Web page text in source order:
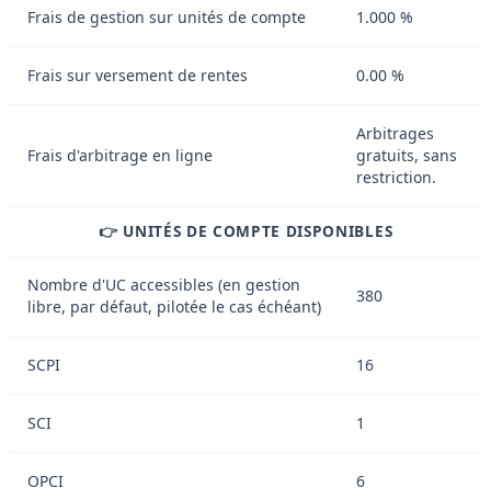
Frais de gestion sur unités de compte 1.000 %
Frais sur versement de rentes 0.00 %
Frais d'arbitrage en ligne
Arbitrages
gratuits, sans
restriction.
👉 UNITÉS DE COMPTE DISPONIBLES
Nombre d'UC accessibles (en gestion
libre, par défaut, pilotée le cas échéant)
380
SCPI 16
SCI 1
OPCI 6